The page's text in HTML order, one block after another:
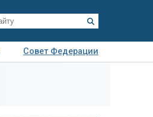
Совет Федерации